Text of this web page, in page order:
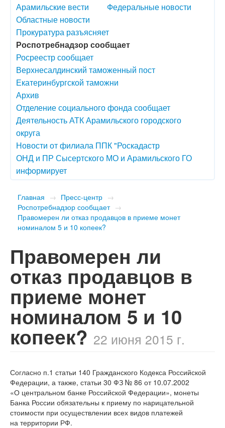
Арамильские вести
Федеральные новости
Областные новости
Прокуратура разъясняет
Роспотребнадзор сообщает
Росреестр сообщает
Верхнесалдинский таможенный пост
Екатеринбургской таможни
Архив
Отделение социального фонда сообщает
Деятельность АТК Арамильского городского
округа
Новости от филиала ППК "Роскадастр
ОНД и ПР Сысертского МО и Арамильского ГО
информирует
Главная → Пресс-центр →
Роспотребнадзор сообщает →
Правомерен ли отказ продавцов в приеме монет
номиналом 5 и 10 копеек?
Правомерен ли
отказ продавцов в
приеме монет
номиналом 5 и 10
копеек? 22 июня 2015 г.
Согласно п.1 статьи 140 Гражданского Кодекса Российской
Федерации, а также, статьи 30 ФЗ № 86 от 10.07.2002
«О центральном банке Российской Федерации», монеты
Банка России обязательны к приему по нарицательной
стоимости при осуществлении всех видов платежей
на территории РФ.